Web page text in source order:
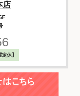
店
休】